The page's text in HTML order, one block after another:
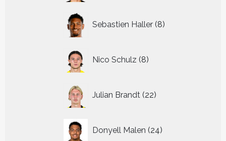
Sebastien Haller 8
producten
Nico Schulz 8
producten
Julian Brandt 22
producten
Donyell Malen 24
producten